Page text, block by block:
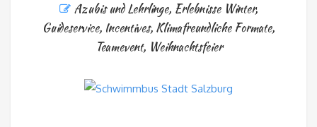
Azubis und Lehrlinge, Erlebnisse Winter,
Guideservice, Incentives, Klimafreundliche Formate,
Teamevent, Weihnachtsfeier